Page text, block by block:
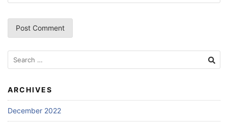
Search
for:
ARCHIVES
December 2022